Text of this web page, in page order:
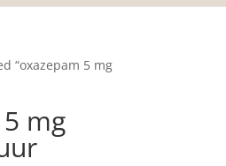
“oxazepam 5 mg
mg